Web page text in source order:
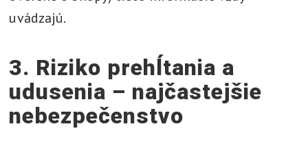
uvádzajú.
3. Riziko prehĺtania a
udusenia – najčastejšie
nebezpečenstvo